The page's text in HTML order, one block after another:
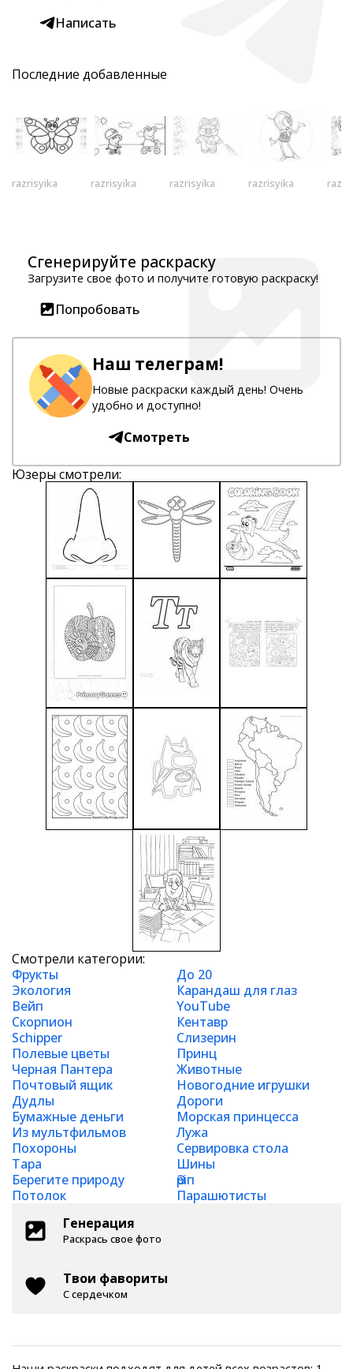
Написать
Последние добавленные
razrisyika razrisyika razrisyika razrisyika
Сгенерируйте раскраску
Загрузите свое фото и получите готовую раскраску!
Попробовать
Наш телеграм!
Новые раскраски каждый день! Очень
удобно и доступно!
Смотреть
Юзеры смотрели:
Смотрели категории:
Фрукты
До 20
Экология
Карандаш для глаз
Вейп
YouTube
Скорпион
Кентавр
Schipper
Слизерин
Полевые цветы
Принц
Черная Пантера
Животные
Почтовый ящик
Новогодние игрушки
Дудлы
Дороги
Бумажные деньги
Морская принцесса
Из мультфильмов
Лужа
Похороны
Сервировка стола
Тара
Шины
Берегите природу
Әріп
Потолок
Парашютисты
Генерация
Раскрась свое фото
Твои фавориты
С сердечком